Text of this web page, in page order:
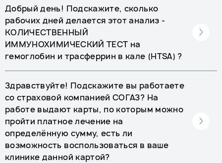
Добрый день! Подскажите, сколько
рабочих дней делается этот анализ -
КОЛИЧЕСТВЕННЫЙ
ИММУНОХИМИЧЕСКИЙ ТЕСТ на
гемоглобин и трасферрин в кале (HTSA) ?
Здравствуйте! Подскажите вы работаете
со страховой компанией СОГАЗ? На
работе выдают карты, по которым можно
пройти платное лечение на
определённую сумму, есть ли
возможность воспользоваться в ваше
клинике данной картой?